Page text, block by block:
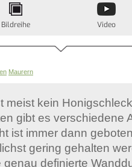
Bildreihe Video
Maurern
meist kein
gibt es verschiedene
ist immer dann
gering gehalten
definierte